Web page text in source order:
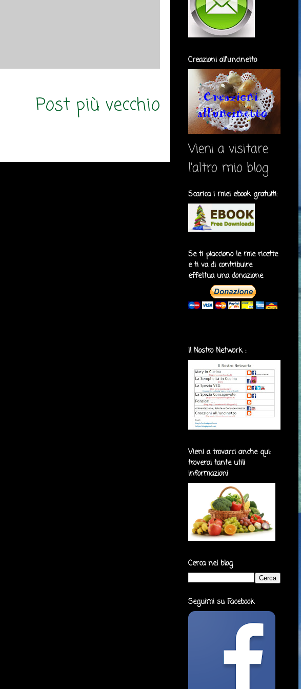
Post più vecchio
Creazioni all'uncinetto
Vieni a visitare
l'altro mio blog
Scarica i miei ebook gratuiti:
Se ti piacciono le mie ricette
e ti va di contribuire
effettua una donazione
Il Nostro Network :
Vieni a trovarci anche qui:
troverai tante utili
informazioni
Cerca nel blog
Seguimi su Facebook